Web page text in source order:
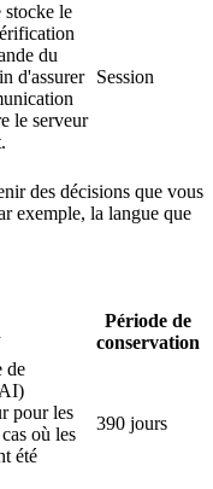
stocke le
du
d'assurer
le serveur
Session
des décisions que vous
exemple, la langue que
Période de
conservation
de
pour les
où les
été
390 jours